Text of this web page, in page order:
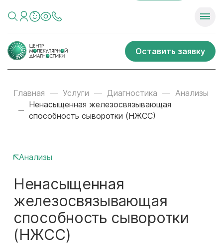
Оставить заявку
Главная Услуги Диагностика
Анализы
Ненасыщенная железосвязывающая
способность сыворотки (НЖСС)
Анализы
Ненасыщенная
железосвязывающая
способность сыворотки
(НЖСС)